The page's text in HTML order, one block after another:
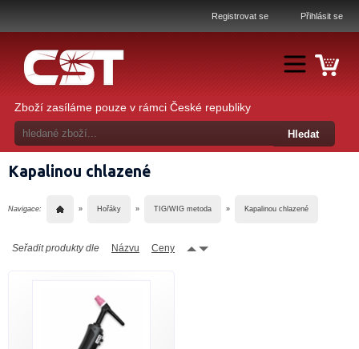
Registrovat se Přihlásit se
Zboží zasíláme pouze v rámci České republiky
Kapalinou chlazené
Navigace: » Hořáky » TIG/WIG metoda » Kapalinou chlazené
Seřadit produkty dle Názvu Ceny